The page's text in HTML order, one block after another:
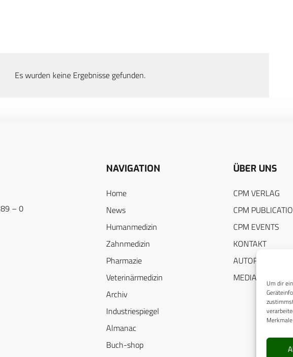
Um dir
Es wurden keine Ergebnisse gefunden.
– 0
NAVIGATION
Home
News
Humanmedizin
Zahnmedizin
Pharmazie
Veterinärmedizin
Archiv
Industriespiegel
Almanac
Buch-shop
ÜBER UNS
CPM VERLAG
CPM
CPM EVENTS
KONTAKT
MEDIADATEN